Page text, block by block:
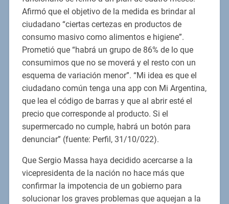
Afirmó que el objetivo de la medida es brindar al
ciudadano “ciertas certezas en productos de
consumo masivo como alimentos e higiene”.
Prometió que “habrá un grupo de 86% de lo que
consumimos que no se moverá y el resto con un
esquema de variación menor”. “Mi idea es que el
ciudadano común tenga una app con Mi Argentina,
que lea el código de barras y que al abrir esté el
precio que corresponde al producto. Si el
supermercado no cumple, habrá un botón para
denunciar” (fuente: Perfil, 31/10/022).
Que Sergio Massa haya decidido acercarse a la
vicepresidenta de la nación no hace más que
confirmar la impotencia de un gobierno para
solucionar los graves problemas que aquejan a la